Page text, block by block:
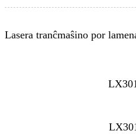
Lasera tranĉmaŝino por